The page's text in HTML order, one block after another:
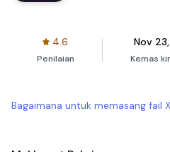
4.6
Penilaian
Nov
Kemas
Bagaimana untuk memasang fail